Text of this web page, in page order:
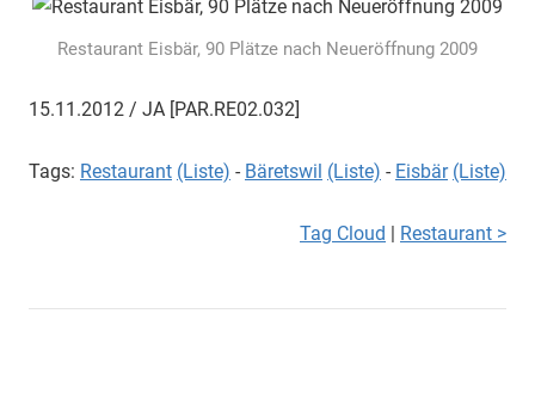
Restaurant Eisbär, 90 Plätze nach Neueröffnung 2009
15.11.2012 / JA [PAR.RE02.032]
Tags: Restaurant (Liste) - Bäretswil (Liste) - Eisbär (Liste)
Tag Cloud | Restaurant >